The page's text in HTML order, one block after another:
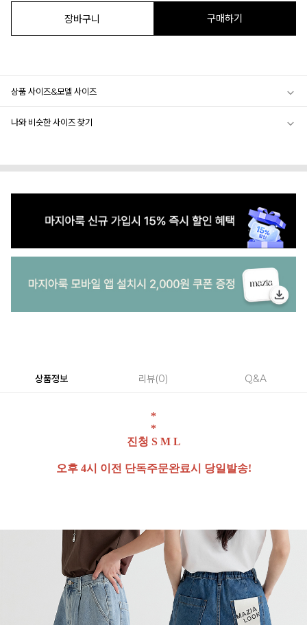
장바구니 구매하기
상품 사이즈&모델 사이즈
나와 비슷한 사이즈 찾기
상품정보 리뷰 0 Q&A
*
*
진청 S M L
오후 4시 이전 단독주문완료시 당일발송!